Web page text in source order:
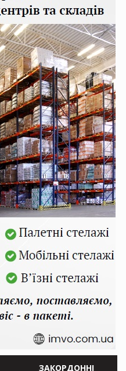
ЗАКОРДОННІ